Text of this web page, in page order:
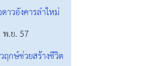
าวอังคารลำใหม่
.ย. 57
ฤกษ์ช่วยสร้างชีวิต